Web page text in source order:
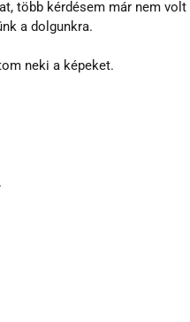
több kérdésem már nem
a dolgunkra.
neki a képeket.